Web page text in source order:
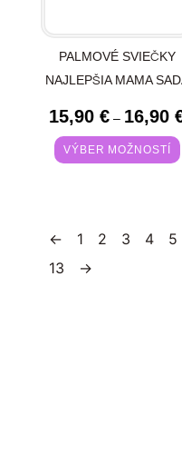
PALMOVÉ SVIEČKY
NAJLEPŠIA MAMA
15,90€ – 16,90
VÝBER MOŽNOSTÍ
← 1 2 3 4 5
13
→